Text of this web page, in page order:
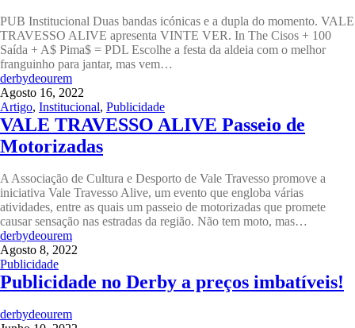
PUB Institucional Duas bandas icónicas e a dupla do momento. VALE
TRAVESSO ALIVE apresenta VINTE VER. In The Cisos + 100
Saída + A$ Pima$ = PDL Escolhe a festa da aldeia com o melhor
franguinho para jantar, mas vem…
derbydeourem
Agosto 16, 2022
Artigo, Institucional, Publicidade
VALE TRAVESSO ALIVE Passeio de
Motorizadas
A Associação de Cultura e Desporto de Vale Travesso promove a
iniciativa Vale Travesso Alive, um evento que engloba várias
atividades, entre as quais um passeio de motorizadas que promete
causar sensação nas estradas da região. Não tem moto, mas…
derbydeourem
Agosto 8, 2022
Publicidade
Publicidade no Derby a preços imbatíveis!
derbydeourem